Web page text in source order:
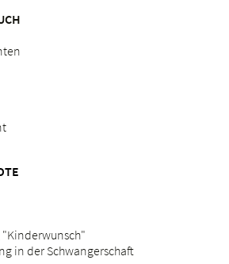
"Kinderwunsch"
in der Schwangerschaft